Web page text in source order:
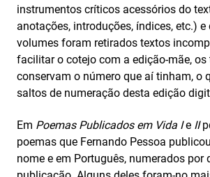
instrumentos críticos acessórios do
anotações, introduções, índices, etc.)
volumes foram retirados textos
facilitar o cotejo com a edição-mãe, os
conservam o número que aí tinham, o
saltos de numeração desta edição
Em Poemas Publicados em Vida Ie II
poemas que Fernando Pessoa
nome e em Português, numerados por